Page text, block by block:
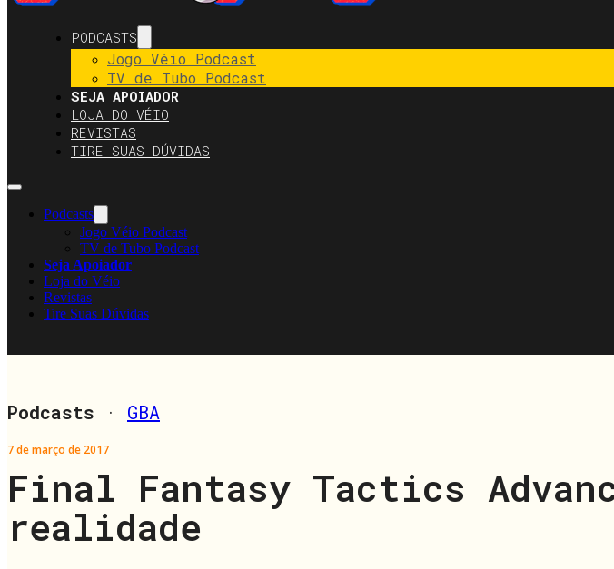
PODCASTS
Jogo Véio Podcast
TV de Tubo Podcast
SEJA APOIADOR
LOJA DO VÉIO
REVISTAS
TIRE SUAS DÚVIDAS
Podcasts
Jogo Véio Podcast
TV de Tubo Podcast
Seja Apoiador
Loja do Véio
Revistas
Tire Suas Dúvidas
Podcasts · GBA
7 de março de 2017
Final Fantasy Tactics
realidade